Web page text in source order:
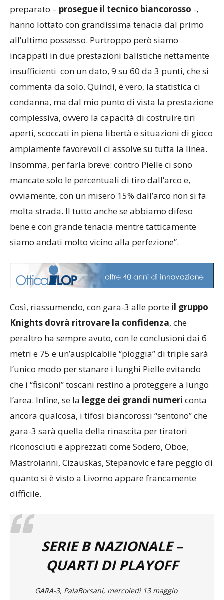
preparato – prosegue il tecnico biancorosso -,
hanno lottato con grandissima tenacia dal primo
all’ultimo possesso. Purtroppo però siamo
incappati in due prestazioni balistiche nettamente
insufficienti con un dato, 9 su 60 da 3 punti, che si
commenta da solo. Quindi, è vero, la statistica ci
condanna, ma dal mio punto di vista la prestazione
complessiva, ovvero la capacità di costruire tiri
aperti, scoccati in piena libertà e situazioni di gioco
ampiamente favorevoli ci assolve su tutta la linea.
Insomma, per farla breve: contro Pielle ci sono
mancate solo le percentuali di tiro dall’arco e,
ovviamente, con un misero 15% dall’arco non si fa
molta strada. Il tutto anche se abbiamo difeso
bene e con grande tenacia mentre tatticamente
siamo andati molto vicino alla perfezione”.
Così, riassumendo, con gara-3 alle porte il gruppo
Knights dovrà ritrovare la confidenza, che
peraltro ha sempre avuto, con le conclusioni dai 6
metri e 75 e un’auspicabile “pioggia” di triple sarà
l’unico modo per stanare i lunghi Pielle evitando
che i “fisiconi” toscani restino a proteggere a lungo
l’area. Infine, se la legge dei grandi numeri conta
ancora qualcosa, i tifosi biancorossi “sentono” che
gara-3 sarà quella della rinascita per tiratori
riconosciuti e apprezzati come Sodero, Oboe,
Mastroianni, Cizauskas, Stepanovic e fare peggio di
quanto si è visto a Livorno appare francamente
difficile.
SERIE B NAZIONALE –
QUARTI DI PLAYOFF
GARA-3, PalaBorsani, mercoledì 13 maggio